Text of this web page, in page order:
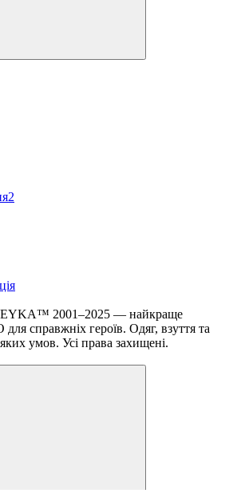
2
2001–2025 — найкраще
справжніх героїв. Одяг, взуття та
умов. Усі права захищені.